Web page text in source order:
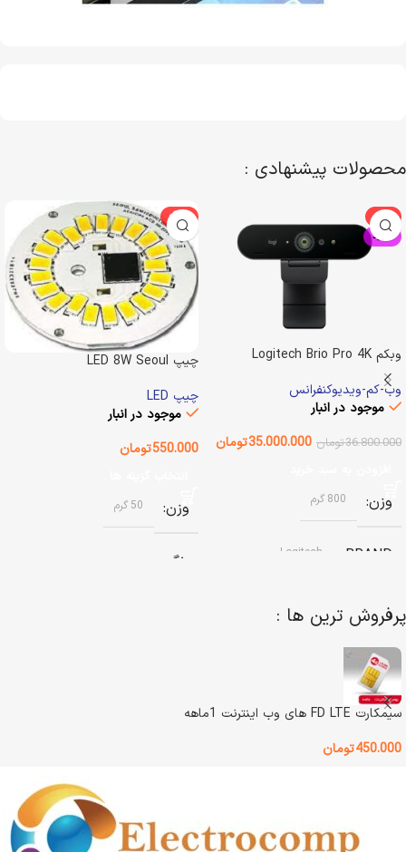
محصولات پیشنهادی :
-5%
جدید
وبکم Logitech Brio Pro 4K
وب-کم-ویدیوکنفرانس
موجود در انبار
36.800.000تومان 35.000.000تومان
وزن 800 گرم
BRAND
Logitech
وضعیت کالا آکبند
نوع اتصال
اصالت کالا اصل
-29%
چیپ LED 8W Seoul
چیپ LED
موجود در انبار
550.000تومان
وزن 50 گرم
رنگ
پرفروش ترین ها :
سیمکارت FD LTE های وب اینترنت 1ماهه
450.000تومان